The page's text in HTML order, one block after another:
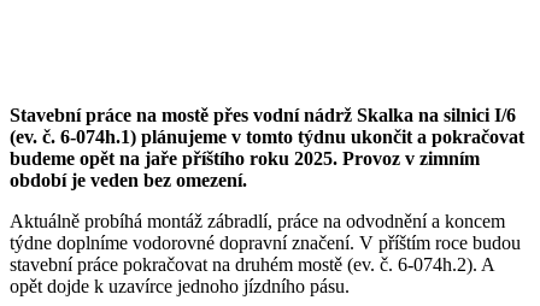
Stavební práce na mostě přes vodní nádrž Skalka na silnici I/6
(ev. č. 6-074h.1) plánujeme v tomto týdnu ukončit a pokračovat
budeme opět na jaře příštího roku 2025. Provoz v zimním
období je veden bez omezení.
Aktuálně probíhá montáž zábradlí, práce na odvodnění a koncem
týdne doplníme vodorovné dopravní značení. V příštím roce budou
stavební práce pokračovat na druhém mostě (ev. č. 6-074h.2). A
opět dojde k uzavírce jednoho jízdního pásu.